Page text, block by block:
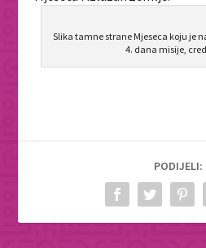
Slika tamne strane Mjeseca koju je
4. dana misije,
PODIJELI: